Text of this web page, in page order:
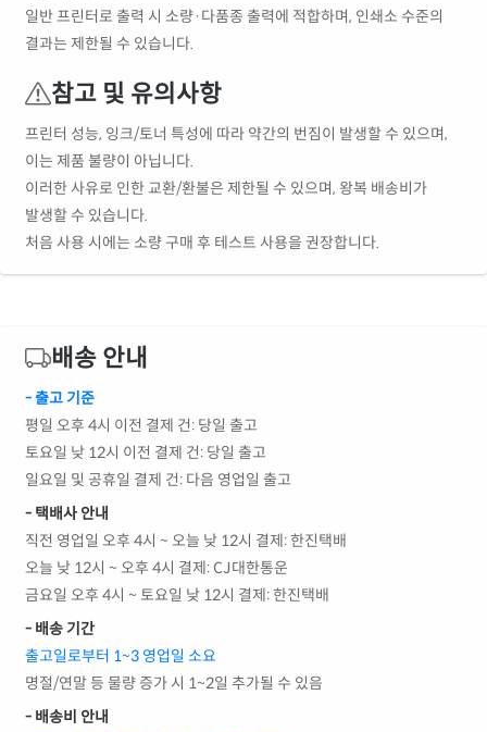
일반 프린터로 출력 시 소량·다품종 출력에 적합하며, 인쇄소 수준의
결과는 제한될 수 있습니다.
참고 및 유의사항
프린터 성능, 잉크/토너 특성에 따라 약간의 번짐이 발생할 수 있으며,
이는 제품 불량이 아닙니다.
이러한 사유로 인한 교환/환불은 제한될 수 있으며, 왕복 배송비가
발생할 수 있습니다.
처음 사용 시에는 소량 구매 후 테스트 사용을 권장합니다.
배송 안내
- 출고 기준
평일 오후 4시 이전 결제 건: 당일 출고
토요일 낮 12시 이전 결제 건: 당일 출고
일요일 및 공휴일 결제 건: 다음 영업일 출고
- 택배사 안내
직전 영업일 오후 4시 ~ 오늘 낮 12시 결제: 한진택배
오늘 낮 12시 ~ 오후 4시 결제: CJ대한통운
금요일 오후 4시 ~ 토요일 낮 12시 결제: 한진택배
- 배송 기간
출고일로부터 1~3 영업일 소요
명절/연말 등 물량 증가 시 1~2일 추가될 수 있음
- 배송비 안내